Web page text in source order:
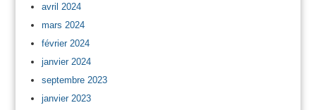
avril 2024
mars 2024
février 2024
janvier 2024
septembre 2023
janvier 2023